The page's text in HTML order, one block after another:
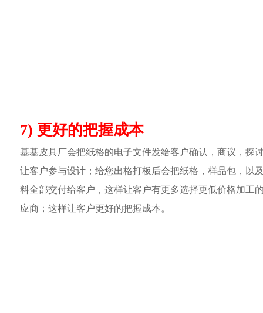
7) 更好的把握成本
基基皮具厂会把纸格的电子文件发给客户确认，商议，探
让客户参与设计；给您出格打板后会把纸格，样品包，以
料全部交付给客户，这样让客户有更多选择更低价格加工
应商；这样让客户更好的把握成本。